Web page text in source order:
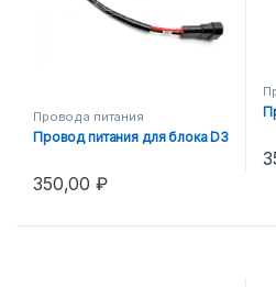
Провода питания
Провод питания для блока D3
350,00₽